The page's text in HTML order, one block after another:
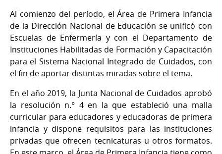
Al comienzo del período, el Área de Primera Infancia
de la Dirección Nacional de Educación se unificó con
Escuelas de Enfermería y con el Departamento de
Instituciones Habilitadas de Formación y Capacitación
para el Sistema Nacional Integrado de Cuidados, con
el fin de aportar distintas miradas sobre el tema.
En el año 2019, la Junta Nacional de Cuidados aprobó
la resolución n.° 4 en la que estableció una malla
curricular para educadores y educadoras de primera
infancia y dispone requisitos para las instituciones
privadas que ofrecen tecnicaturas u otros formatos.